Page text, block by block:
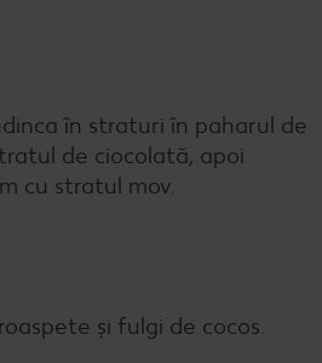
în straturi în paharul de
de ciocolată, apoi
cu stratul mov.
și fulgi de cocos.